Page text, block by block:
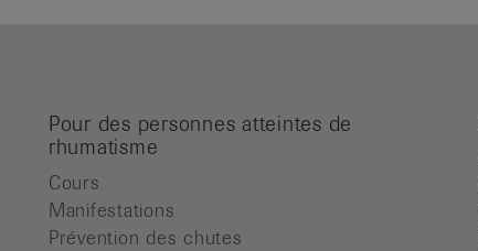
Pour des personnes atteintes de
rhumatisme
Cours
Manifestations
Prévention des chutes